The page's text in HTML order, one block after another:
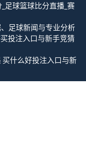
足球篮球比分直播_赛
足球新闻与专业分析
投注入口与新手竞猜
什么好投注入口与新